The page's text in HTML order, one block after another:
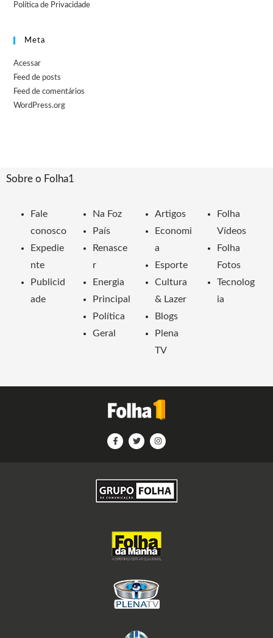
Política de Privacidade
Meta
Acessar
Feed de posts
Feed de comentários
WordPress.org
Sobre o Folha1
Fale
conosco
Expedie
nte
Publicid
ade
Na Foz
País
Renasce
r
Energia
Principal
Política
Geral
Artigos
Economi
a
Esporte
Cultura
& Lazer
Blogs
Plena
TV
Folha
Vídeos
Folha
Fotos
Tecnolog
ia